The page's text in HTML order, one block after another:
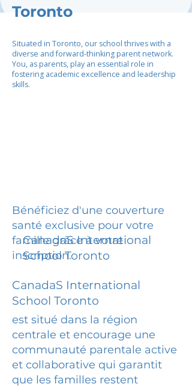
Toronto
Situated in Toronto, our school thrives with a
diverse and forward-thinking parent network.
You, as parents, play an essential role in
fostering academic excellence and leadership
skills.
Bénéficiez d'une couverture
santé exclusive pour votre
famille grâce à votre
inscription.
CanadaS International
School Toronto
CanadaS International
School Toronto
est situé dans la région
centrale et encourage une
communauté parentale active
et collaborative qui garantit
que les familles restent